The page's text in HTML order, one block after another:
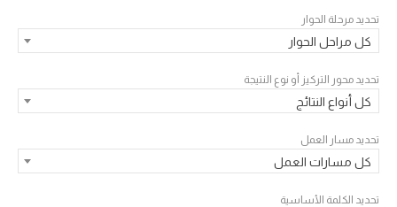
تحديد مرحلة الحوار
كل مراحل الحوار
تحديد محور التركيز أو نوع النتيجة
كل أنواع النتائج
تحديد مسار العمل
كل مسارات العمل
تحديد الكلمة الأساسية